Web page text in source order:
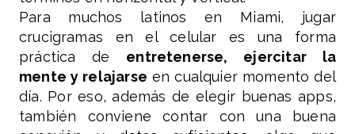
Para muchos latinos en Miami, jugar
crucigramas en el celular es una forma
práctica de entretenerse, ejercitar la
mente y relajarse en cualquier momento del
día. Por eso, además de elegir buenas apps,
también conviene contar con una buena